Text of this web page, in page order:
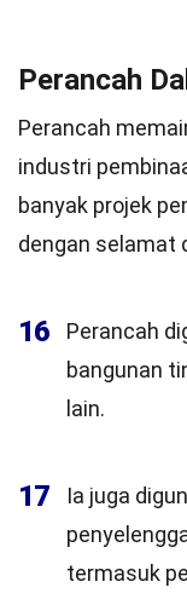
Perancah
Perancah
industri
banyak projek
dengan selamat
16
Perancah
bangunan
lain.
17
Ia juga
termasuk